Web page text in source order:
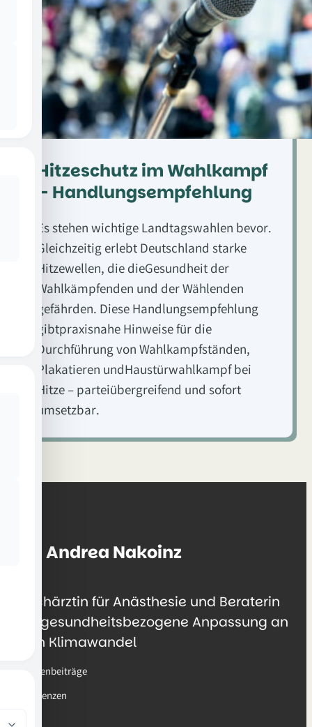
Hitzeschutz im Wahlkampf
– Handlungsempfehlung
Es stehen wichtige Landtagswahlen bevor.
Gleichzeitig erlebt Deutschland starke
Hitzewellen, die dieGesundheit der
Wahlkämpfenden und der Wählenden
gefährden. Diese Handlungsempfehlung
gibtpraxisnahe Hinweise für die
Durchführung von Wahlkampfständen,
Plakatieren undHaustürwahlkampf bei
Hitze – parteiübergreifend und sofort
umsetzbar.
Dr. Andrea Nakoinz
Fachärztin für Anästhesie und Beraterin
für gesundheitsbezogene Anpassung an
den Klimawandel
Medienbeiträge
Referenzen